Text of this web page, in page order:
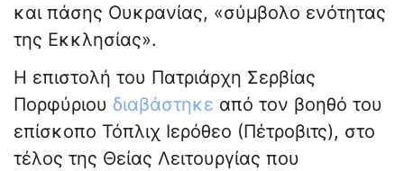
και πάσης Ουκρανίας, «σύμβολο ενότητας
της Εκκλησίας».
Η επιστολή του Πατριάρχη Σερβίας
Πορφύριου διαβάστηκε από τον βοηθό του
επίσκοπο Τόπλιχ Ιερόθεο (Πέτροβιτς), στο
τέλος της Θείας Λειτουργίας που